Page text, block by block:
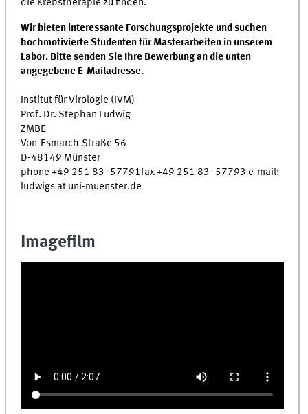
die Krebstherapie zu finden.
Wir bieten interessante Forschungsprojekte und suchen
hochmotivierte Studenten für Masterarbeiten in unserem
Labor. Bitte senden Sie Ihre Bewerbung an die unten
angegebene E-Mailadresse.
Institut für Virologie (IVM)
Prof. Dr. Stephan Ludwig
ZMBE
Von-Esmarch-Straße 56
D-48149 Münster
phone +49 251 83 -57791fax +49 251 83 -57793 e-mail:
ludwigs at uni-muenster.de
Imagefilm